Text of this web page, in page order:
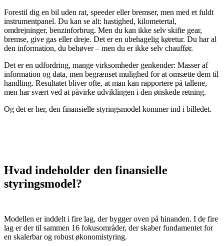
Forestil dig en bil uden rat, speeder eller bremser, men med et fuldt
instrumentpanel. Du kan se alt: hastighed, kilometertal,
omdrejninger, benzinforbrug. Men du kan ikke selv skifte gear,
bremse, give gas eller dreje. Det er en ubehagelig køretur. Du har al
den information, du behøver – men du er ikke selv chauffør.
Det er en udfordring, mange virksomheder genkender: Masser af
information og data, men begrænset mulighed for at omsætte dem til
handling. Resultatet bliver ofte, at man kan rapportere på tallene,
men har svært ved at påvirke udviklingen i den ønskede retning.
Og det er her, den finansielle styringsmodel kommer ind i billedet.
Hvad indeholder den finansielle
styringsmodel?
Modellen er inddelt i fire lag, der bygger oven på hinanden. I de fire
lag er der til sammen 16 fokusområder, der skaber fundamentet for
en skalerbar og robust økonomistyring.